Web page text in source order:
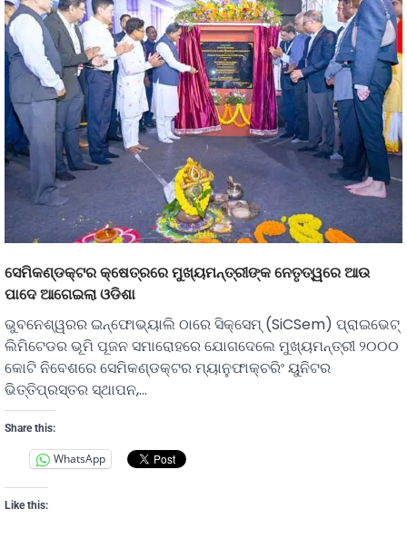
ସେମିକଣ୍ଡକ୍ଟର କ୍ଷେତ୍ରରେ ମୁଖ୍ୟମନ୍ତ୍ରୀଙ୍କ ନେତୃତ୍ୱରେ ଆଉ
ପାଦେ ଆଗେଇଲା ଓଡିଶା
ଭୁବନେଶ୍ୱରର ଇନ୍‌ଫୋଭ୍ୟାଲି ଠାରେ ସିକ୍‌ସେମ୍‌ (SiCSem) ପ୍ରାଇଭେଟ୍
ଲିମିଟେଡର ଭୂମି ପୂଜନ ସମାରୋହରେ ଯୋଗଦେଲେ ମୁଖ୍ୟମନ୍ତ୍ରୀ ୨୦୦୦
କୋଟି ନିବେଶରେ ସେମିକଣ୍ଡକ୍ଟର ମ୍ୟାନୁଫାକ୍ଚରିଂ ୟୁନିଟର
ଭିତ୍ତିପ୍ରସ୍ତର ସ୍ଥାପନ,…
Share this:
WhatsApp
Like this: